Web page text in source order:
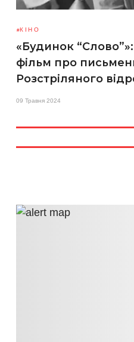
КІНО
«Будинок
фільм про
Розстріляного
09 Травня 2024